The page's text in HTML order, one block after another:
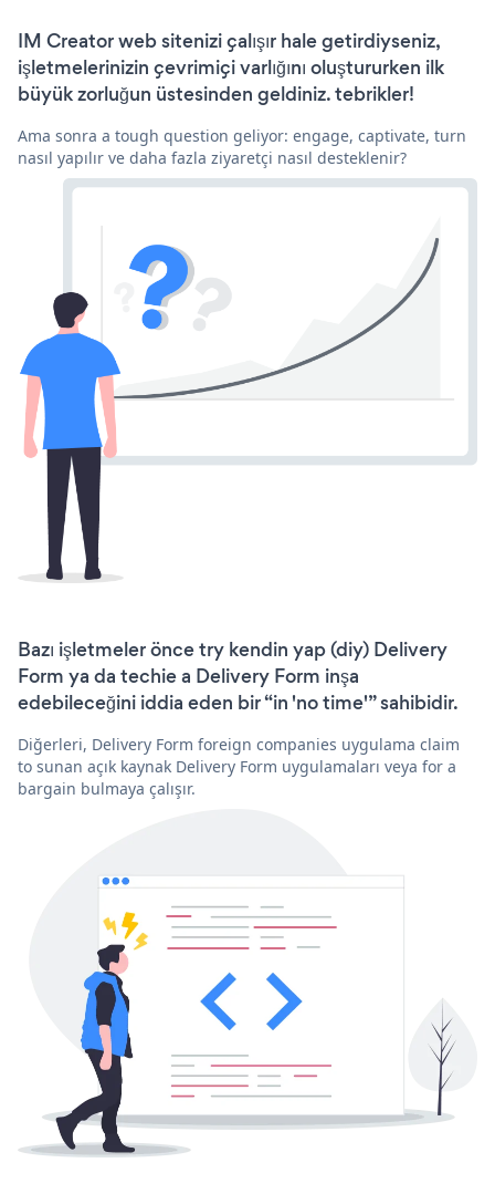
IM Creator web sitenizi çalışır hale getirdiyseniz,
işletmelerinizin çevrimiçi varlığını oluştururken ilk
büyük zorluğun üstesinden geldiniz. tebrikler!
Ama sonra a tough question geliyor: engage, captivate, turn
nasıl yapılır ve daha fazla ziyaretçi nasıl desteklenir?
Bazı işletmeler önce try kendin yap (diy) Delivery
Form ya da techie a Delivery Form inşa
edebileceğini iddia eden bir “in 'no time'” sahibidir.
Diğerleri, Delivery Form foreign companies uygulama claim
to sunan açık kaynak Delivery Form uygulamaları veya for a
bargain bulmaya çalışır.